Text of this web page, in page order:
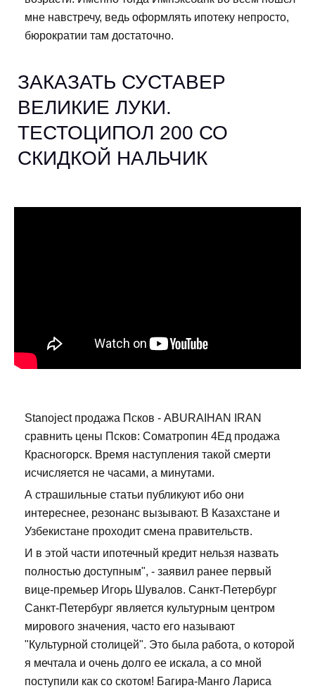
мне навстречу, ведь оформлять ипотеку непросто,
бюрократии там достаточно.
ЗАКАЗАТЬ СУСТАВЕР
ВЕЛИКИЕ ЛУКИ.
ТЕСТОЦИПОЛ 200 СО
СКИДКОЙ НАЛЬЧИК
Stanoject продажа Псков - ABURAIHAN IRAN
сравнить цены Псков: Cоматропин 4Ед продажа
Красногорск. Время наступления такой смерти
исчисляется не часами, а минутами.
А страшильные статьи публикуют ибо они
интереснее, резонанс вызывают. В Казахстане и
Узбекистане проходит смена правительств.
И в этой части ипотечный кредит нельзя назвать
полностью доступным", - заявил ранее первый
вице-премьер Игорь Шувалов. Санкт-Петербург
Санкт-Петербург является культурным центром
мирового значения, часто его называют
"Культурной столицей". Это была работа, о которой
я мечтала и очень долго ее искала, а со мной
поступили как со скотом! Багира-Манго Лариса